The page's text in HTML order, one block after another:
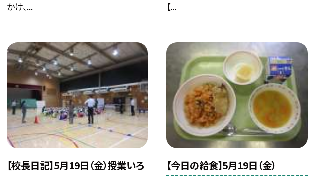
かけ、...
【...
【校長日記】5月19日（金）授業いろ
【今日の給食】5月19日（金）